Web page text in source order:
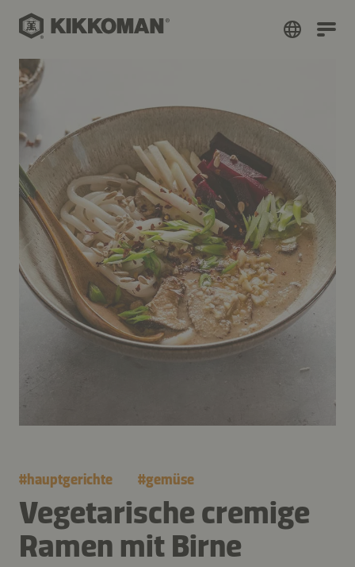
#hauptgerichte #gemüse
Vegetarische cremige
Ramen mit Birne